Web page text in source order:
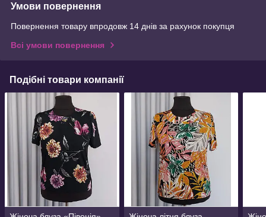
Умови повернення
Повернення товару впродовж 14 днів за рахунок покупця
Всі умови повернення
Подібні товари компанії